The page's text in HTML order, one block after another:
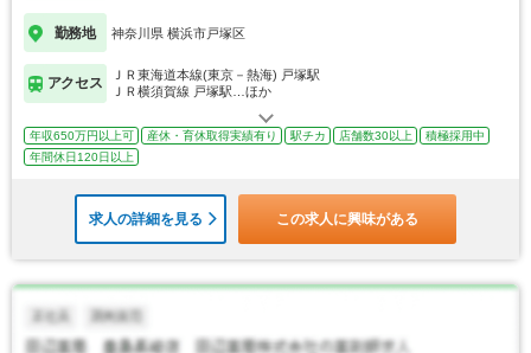
勤務地 神奈川県 横浜市戸塚区
アクセス
ＪＲ東海道本線(東京－熱海) 戸塚駅
ＪＲ横須賀線 戸塚駅…ほか
年収650万円以上可 産休・育休取得実績有り 駅チカ 店舗数30以上
積極採用中
年間休日120日以上
求人の詳細を見る この求人に興味がある